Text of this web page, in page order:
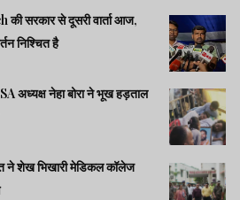
सरकार से दूसरी वार्ता आज,
परिवर्तन निश्चित है
अध्यक्ष नेहा बोरा ने भूख हड़ताल
शेख भिखारी मेडिकल कॉलेज